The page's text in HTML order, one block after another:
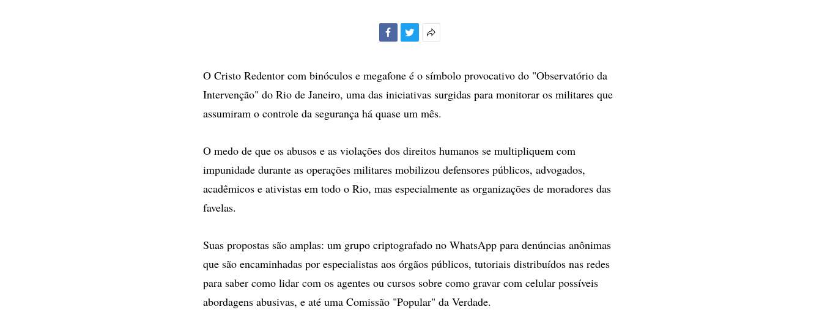
compartilhamento
O Cristo Redentor com binóculos e megafone é o símbolo provocativo do "Observatório da
Intervenção" do Rio de Janeiro, uma das iniciativas surgidas para monitorar os militares que
assumiram o controle da segurança há quase um mês.
O medo de que os abusos e as violações dos direitos humanos se multipliquem com
impunidade durante as operações militares mobilizou defensores públicos, advogados,
acadêmicos e ativistas em todo o Rio, mas especialmente as organizações de moradores das
favelas.
Suas propostas são amplas: um grupo criptografado no WhatsApp para denúncias anônimas
que são encaminhadas por especialistas aos órgãos públicos, tutoriais distribuídos nas redes
para saber como lidar com os agentes ou cursos sobre como gravar com celular possíveis
abordagens abusivas, e até uma Comissão "Popular" da Verdade.